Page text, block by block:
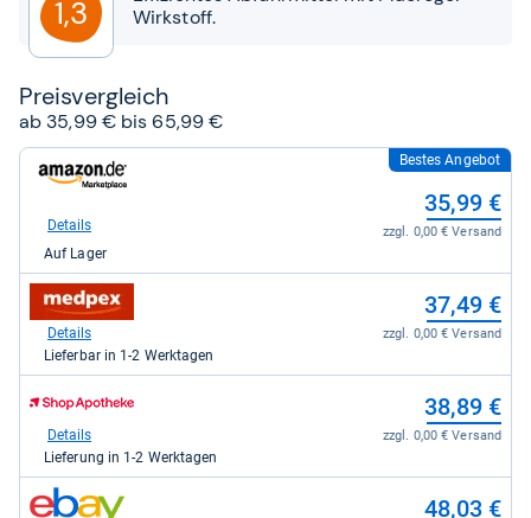
1,3
Wirkstoff.
Preis­ver­gleich
ab 35,99 € bis 65,99 €
zum
Shop:
Amazon.de
35,99
kaufen.
Bestes Angebot
35,99 €
zzgl. 0,00 € Versand
Details
Auf Lager
zum
Shop:
medpex
kaufen.
37,49 €
zzgl. 0,00 € Versand
Details
Lieferbar in 1-2 Werktagen
zum
Shop:
Shop
für
38,89 €
zzgl. 0,00 € Versand
Details
Lieferung in 1-2 Werktagen
zum
Shop:
48,03 €